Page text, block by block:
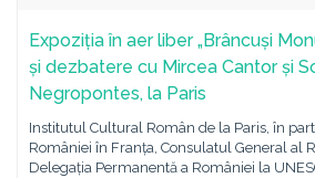
Expoziția în aer liber „Brâncuși
și dezbatere cu Mircea Cantor și
Negropontes, la Paris
Institutul Cultural Român de la Paris, în
României în Franța, Consulatul General al
Delegația Permanentă a României la